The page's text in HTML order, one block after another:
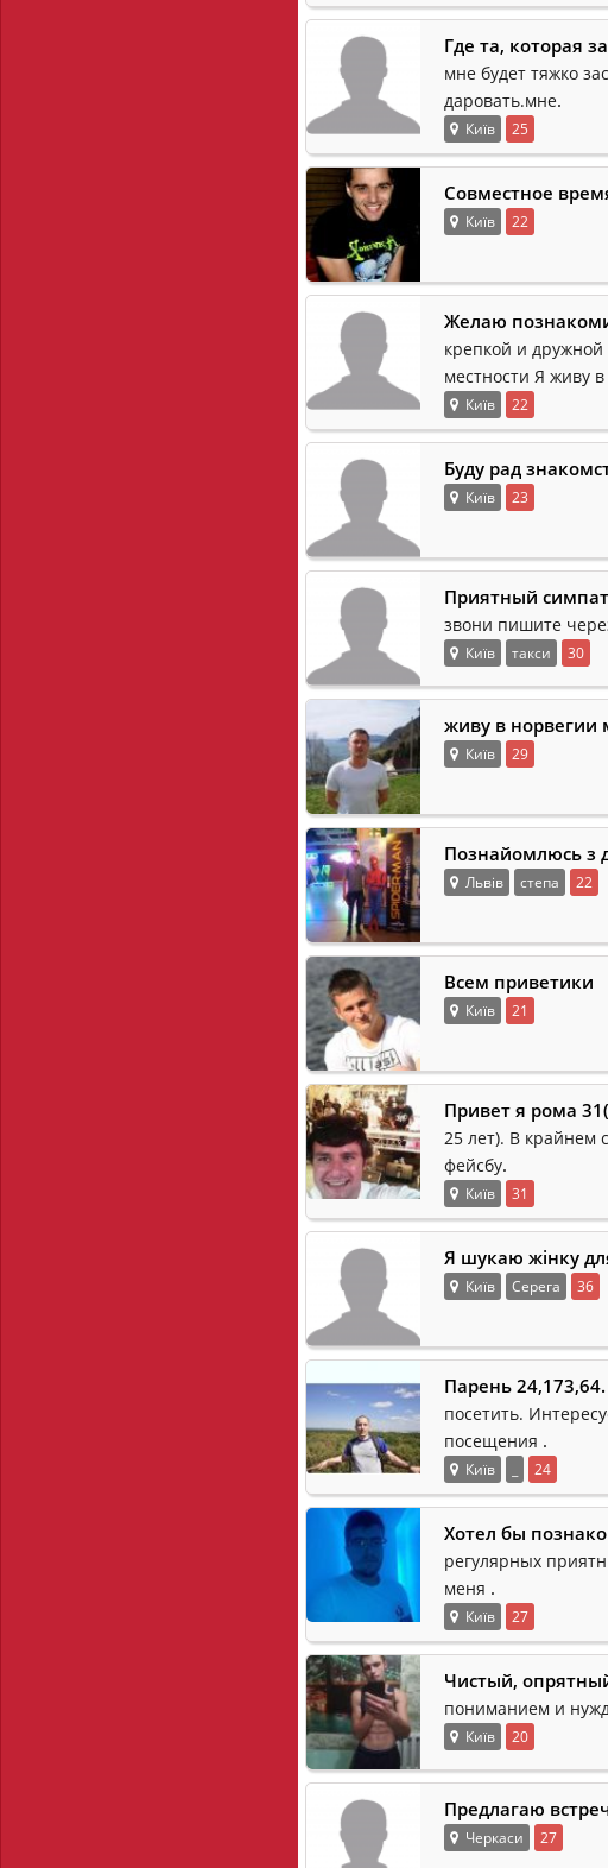
Где та, которая
мне будет тяжко
даровать.мне.
Київ 25
Совместное
Київ 22
Желаю
крепкой и дружной
местности Я живу
Київ 22
Буду рад
Київ 23
Приятный
звони пишите
Київ такси 30
живу в норвегии
Київ 29
Познайомлюсь з
Львів степа 22
Всем приветики
Київ 21
Привет я рома
25 лет). В крайнем
фейсбу.
Київ 31
Я шукаю жінку
Київ Серега 36
Парень
посетить.
посещения .
Київ 24
Хотел бы
регулярных
меня .
Київ 27
Чистый,
пониманием и
Київ 20
Предлагаю
Черкаси 27